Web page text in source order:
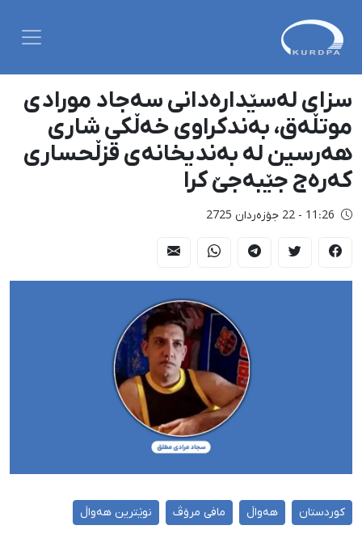
سزای لەسێدارەدانی سەجاد مورادی
موتڵەق، بەندکراوی خەڵكی شاری
هەرسین لە بەندیخانەی قزڵحساری
کەرەج جێبەجێ کرا
11:26 - 22 جۆزەردان 2725
کوردستان هەواڵ مافی مرۆڤ نوێترین هەواڵ